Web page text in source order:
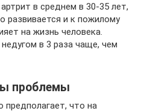
в среднем в 30-35 лет,
развивается и к пожилому
на жизнь человека.
в 3 раза чаще, чем
проблемы
что на